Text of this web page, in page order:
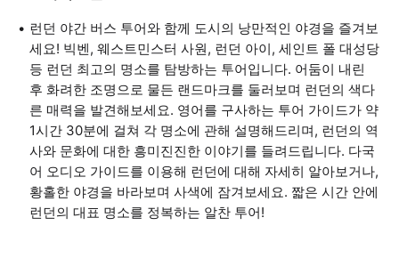
런던 야간 버스 투어와 함께 도시의 낭만적인 야경을 즐겨보
세요! 빅벤, 웨스트민스터 사원, 런던 아이, 세인트 폴 대성당
등 런던 최고의 명소를 탐방하는 투어입니다. 어둠이 내린
후 화려한 조명으로 물든 랜드마크를 둘러보며 런던의 색다
른 매력을 발견해보세요. 영어를 구사하는 투어 가이드가 약
1시간 30분에 걸쳐 각 명소에 관해 설명해드리며, 런던의 역
사와 문화에 대한 흥미진진한 이야기를 들려드립니다. 다국
어 오디오 가이드를 이용해 런던에 대해 자세히 알아보거나,
황홀한 야경을 바라보며 사색에 잠겨보세요. 짧은 시간 안에
런던의 대표 명소를 정복하는 알찬 투어!